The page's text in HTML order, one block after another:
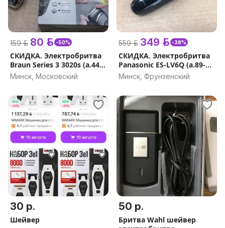
159 р. 80 р. -50%
СКИДКА. Электробритва
Braun Series 3 3020s (а.44-
021236)
Минск, Московский
559 р. 349 р. -38%
СКИДКА. Электробритва
Panasonic ES-LV6Q (а.89-
010151)
Минск, Фрунзенский
30 р.
Шейвер
50 р.
Бритва Wahl шейвер